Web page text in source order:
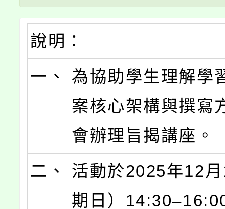
說明：
一、
為協助學生理解學
案核心架構與撰寫
會辦理旨揭講座。
二、
活動於2025年12
期日）